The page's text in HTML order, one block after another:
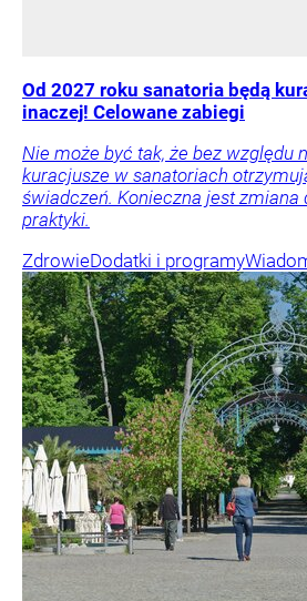
Od 2027 roku sanatoria będą
inaczej! Celowane zabiegi
Nie może być tak, że bez względu
kuracjusze w sanatoriach
świadczeń. Konieczna jest
praktyki.
ZdrowieDodatki i programy